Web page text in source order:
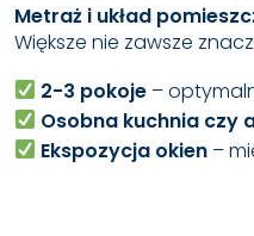
Metraż i układ
Większe nie zawsze
2-3 pokoje –
Osobna kuchnia czy
Ekspozycja okien –